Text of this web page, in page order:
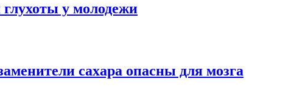
у молодежи
сахара опасны для мозга